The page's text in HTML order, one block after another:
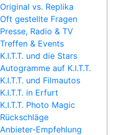
Original vs. Replika
Oft gestellte Fragen
Presse, Radio & TV
Treffen & Events
K.I.T.T. und die Stars
Autogramme auf K.I.T.T.
K.I.T.T. und Filmautos
K.I.T.T. in Erfurt
K.I.T.T. Photo Magic
Rückschläge
Anbieter-Empfehlung